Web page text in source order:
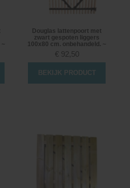
Douglas lattenpoort met
zwart gespoten liggers
100x80 cm. onbehandeld. ~
€ 92,50
BEKIJK PRODUCT